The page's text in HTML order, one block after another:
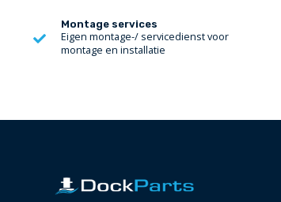
Montage services
Eigen montage-/ servicedienst voor
montage en installatie